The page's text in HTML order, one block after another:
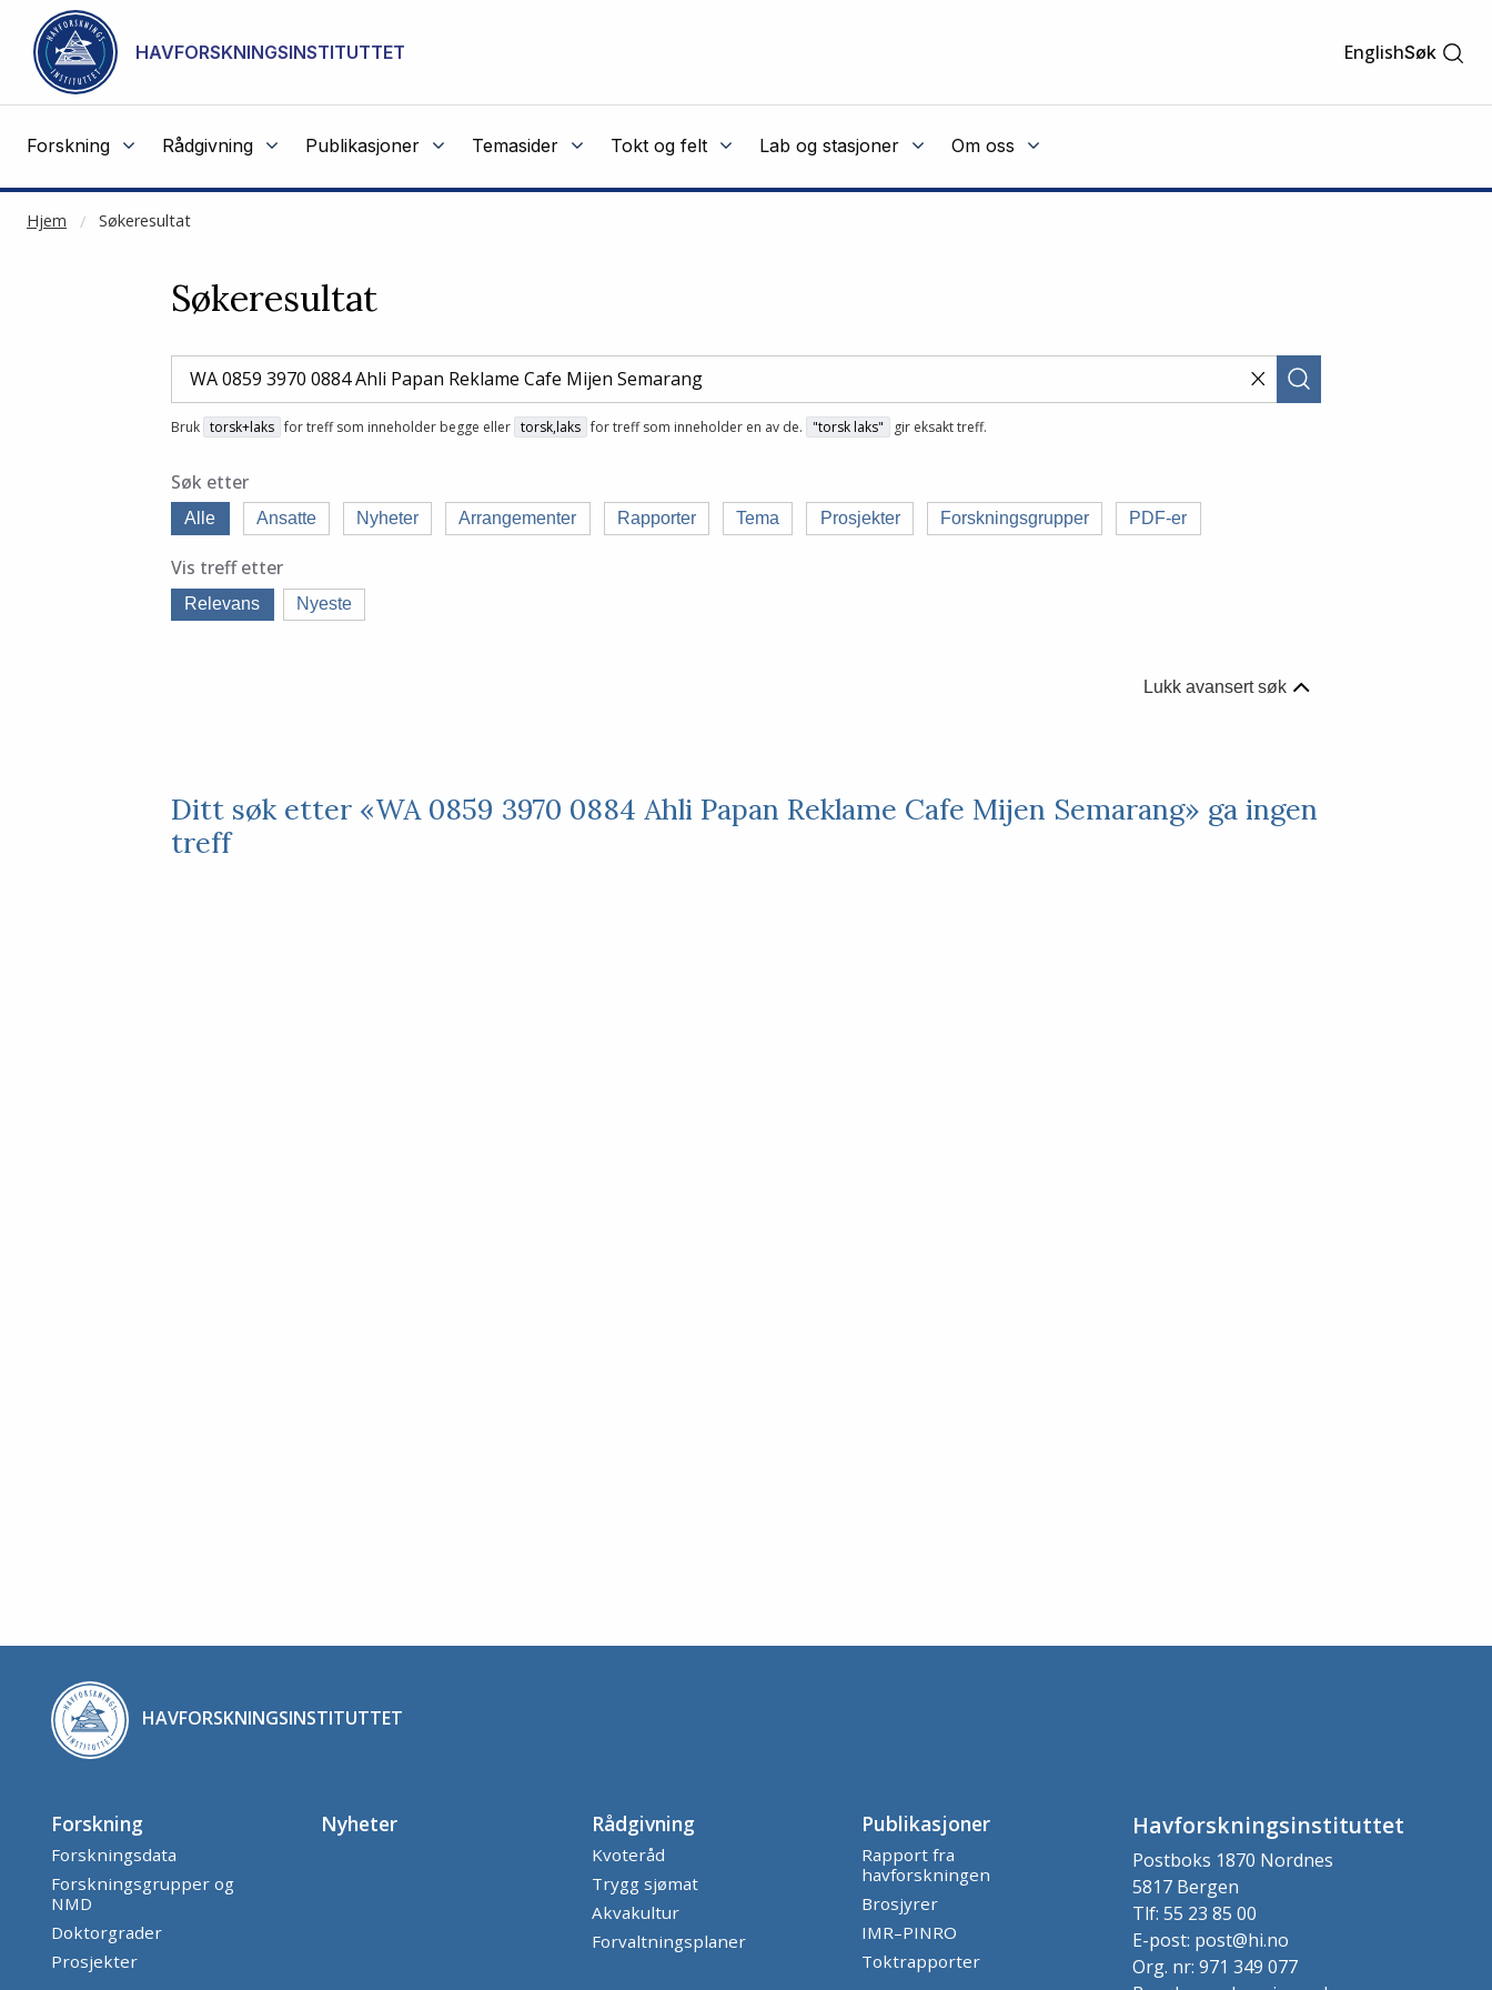
Gå til hovedinnhold
HAVFORSKNINGSINSTITUTTET EnglishSøk
Forskning Rådgivning Publikasjoner Temasider Tokt og felt Lab og stasjoner Om oss
Hjem Søkeresultat
NOT CACHED
Søkeresultat
Bruk torsk+laks for treff som inneholder begge eller torsk,laks for treff som inneholder en av de. "torsk laks" gir eksakt treff.
Søk etter
Alle Ansatte Nyheter Arrangementer Rapporter Tema Prosjekter Forskningsgrupper PDF-er
Vis treff etter
Relevans Nyeste
Lukk avansert søk
Ditt søk etter «WA 0859 3970 0884 Ahli Papan Reklame Cafe Mijen Semarang» ga ingen
treff
HAVFORSKNINGSINSTITUTTET
Forskning
Forskningsdata
Forskningsgrupper og
NMD
Doktorgrader
Prosjekter
Nyheter Rådgivning
Kvoteråd
Trygg sjømat
Akvakultur
Forvaltningsplaner
Publikasjoner
Rapport fra
havforskningen
Brosjyrer
IMR–PINRO
Toktrapporter
Havforskningsinstituttet
Postboks 1870 Nordnes
5817 Bergen
Tlf: 55 23 85 00
E-post: post@hi.no
Org. nr: 971 349 077